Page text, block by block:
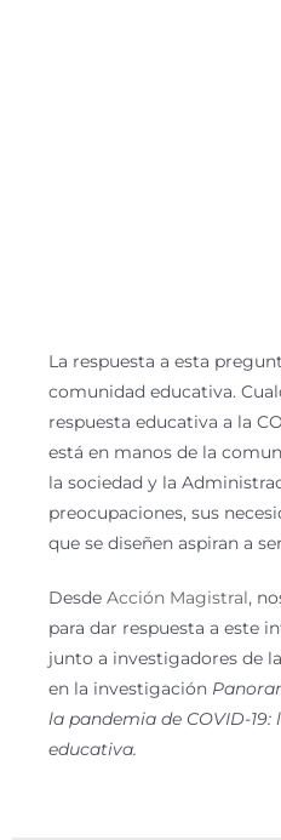
La respuesta a esta
comunidad educativa.
respuesta educativa a la
está en manos de la
la sociedad y la
preocupaciones, sus
que se diseñen aspiran a
Desde Acción Magistral,
para dar respuesta a este
junto a investigadores de
en la investigación
la pandemia de COVID-
educativa.